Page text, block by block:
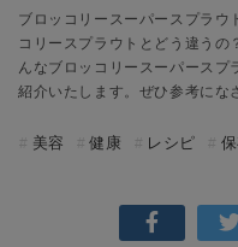
ブロッコリースーパースプラウ
コリースプラウトとどう違うの
んなブロッコリースーパースプ
紹介いたします。ぜひ参考にな
美容 健康 レシピ